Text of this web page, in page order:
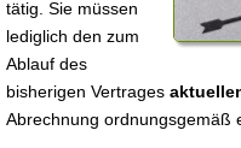
tätig. Sie müssen
lediglich den zum
Ablauf des
bisherigen Vertrages
Abrechnung ordnungsgemäß